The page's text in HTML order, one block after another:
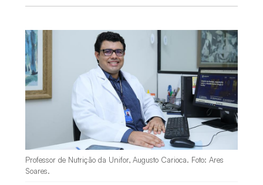
Professor de Nutrição da Unifor, Augusto Carioca. Foto: Ares
Soares.